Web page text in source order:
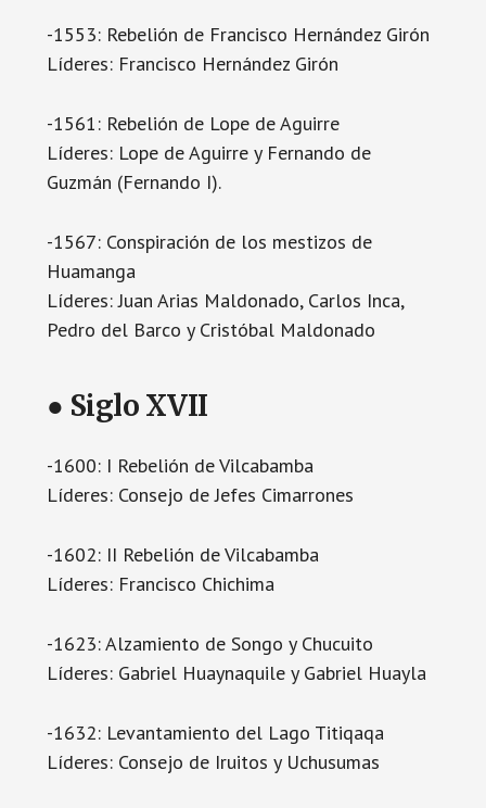
-1553: Rebelión de Francisco Hernández Girón
Líderes: Francisco Hernández Girón
-1561: Rebelión de Lope de Aguirre
Líderes: Lope de Aguirre y Fernando de
Guzmán (Fernando I).
-1567: Conspiración de los mestizos de
Huamanga
Líderes: Juan Arias Maldonado, Carlos Inca,
Pedro del Barco y Cristóbal Maldonado
● Siglo XVII
-1600: I Rebelión de Vilcabamba
Líderes: Consejo de Jefes Cimarrones
-1602: II Rebelión de Vilcabamba
Líderes: Francisco Chichima
-1623: Alzamiento de Songo y Chucuito
Líderes: Gabriel Huaynaquile y Gabriel Huayla
-1632: Levantamiento del Lago Titiqaqa
Líderes: Consejo de Iruitos y Uchusumas